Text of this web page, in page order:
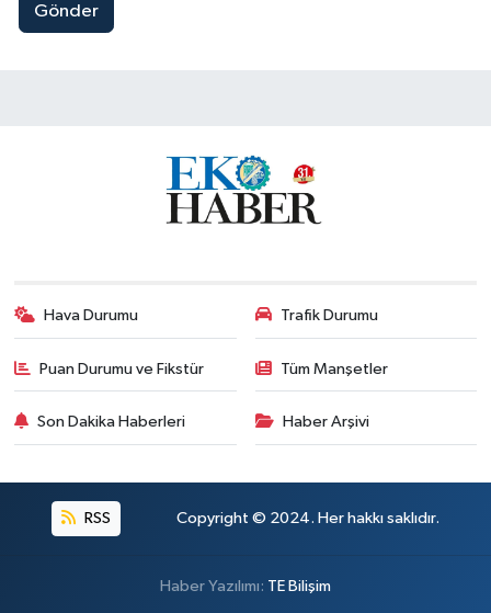
Gönder
Hava Durumu Trafik Durumu
Puan Durumu ve Fikstür Tüm Manşetler
Son Dakika Haberleri Haber Arşivi
RSS Copyright © 2024. Her hakkı saklıdır.
Haber Yazılımı: TE Bilişim